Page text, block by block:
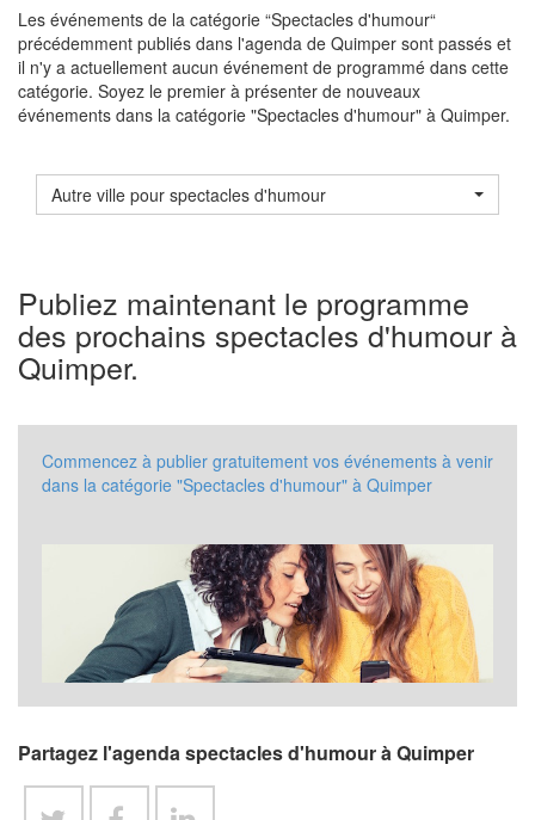
Les événements de la catégorie “Spectacles d'humour“
précédemment publiés dans l'agenda de Quimper sont passés et
il n'y a actuellement aucun événement de programmé dans cette
catégorie. Soyez le premier à présenter de nouveaux
événements dans la catégorie "Spectacles d'humour" à Quimper.
Autre ville pour spectacles d'humour
Publiez maintenant le programme
des prochains spectacles d'humour à
Quimper.
Commencez à publier gratuitement vos événements à venir
dans la catégorie "Spectacles d'humour" à Quimper
Partagez l'agenda spectacles d'humour à Quimper